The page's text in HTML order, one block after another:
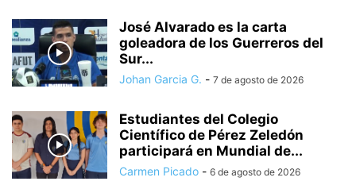
José Alvarado es la carta
goleadora de los Guerreros del
Sur...
Johan Garcia G. - 7 de agosto de 2026
Estudiantes del Colegio
Científico de Pérez Zeledón
participará en Mundial de...
Carmen Picado - 6 de agosto de 2026